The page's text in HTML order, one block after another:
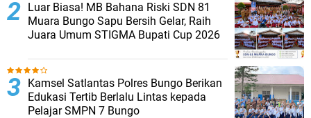
Luar Biasa! MB Bahana Riski SDN 81
Muara Bungo Sapu Bersih Gelar, Raih
Juara Umum STIGMA Bupati Cup 2026
Kamsel Satlantas Polres Bungo Berikan
Edukasi Tertib Berlalu Lintas kepada
Pelajar SMPN 7 Bungo